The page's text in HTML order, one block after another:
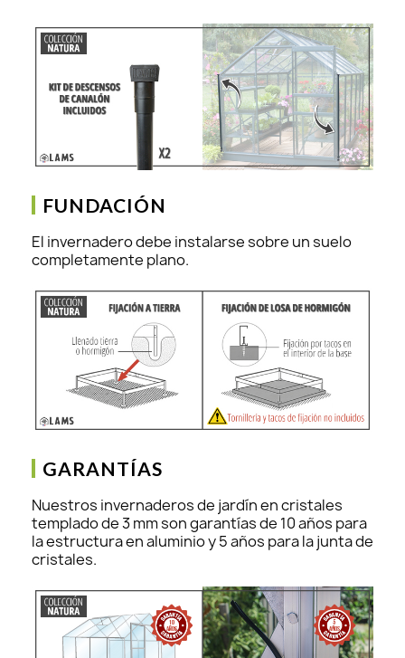
FUNDACIÓN
El invernadero debe instalarse sobre un suelo
completamente plano.
GARANTÍAS
Nuestros invernaderos de jardín en cristales
templado de 3 mm son garantías de 10 años para
la estructura en aluminio y 5 años para la junta de
cristales.